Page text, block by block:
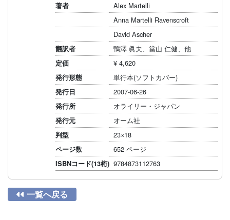
著者
Alex Martelli
Anna Martelli Ravenscroft
David Ascher
翻訳者 鴨澤 眞夫、當山 仁健、他
定価 ¥ 4,620
発行形態 単行本(ソフトカバー)
発行日 2007-06-26
発行所 オライリー・ジャパン
発行元 オーム社
判型 23×18
ページ数 652 ページ
ISBNコード(13桁) 9784873112763
 一覧へ戻る